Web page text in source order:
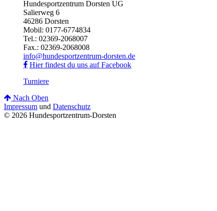
Hundesportzentrum Dorsten UG
Salierweg 6
46286 Dorsten
Mobil: 0177-6774834
Tel.: 02369-2068007
Fax.: 02369-2068008
info@hundesportzentrum-dorsten.de
Hier findest du uns auf Facebook
Turniere
Nach Oben
Impressum und Datenschutz
© 2026 Hundesportzentrum-Dorsten